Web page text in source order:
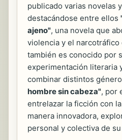
publicado varias novelas
destacándose entre ellos
ajeno", una novela que
violencia y el
también es conocido por
experimentación literaria
combinar distintos
hombre sin cabeza", por
entrelazar la ficción con
manera innovadora,
personal y colectiva de